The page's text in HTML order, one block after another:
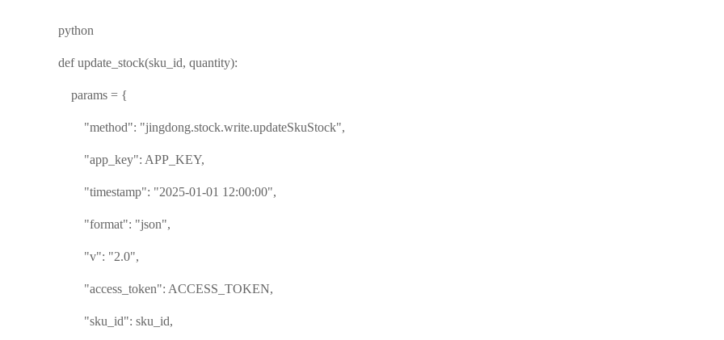
python
def update_stock(sku_id, quantity):
params = {
"method": "jingdong.stock.write.updateSkuStock",
"app_key": APP_KEY,
"timestamp": "2025-01-01 12:00:00",
"format": "json",
"v": "2.0",
"access_token": ACCESS_TOKEN,
"sku_id": sku_id,